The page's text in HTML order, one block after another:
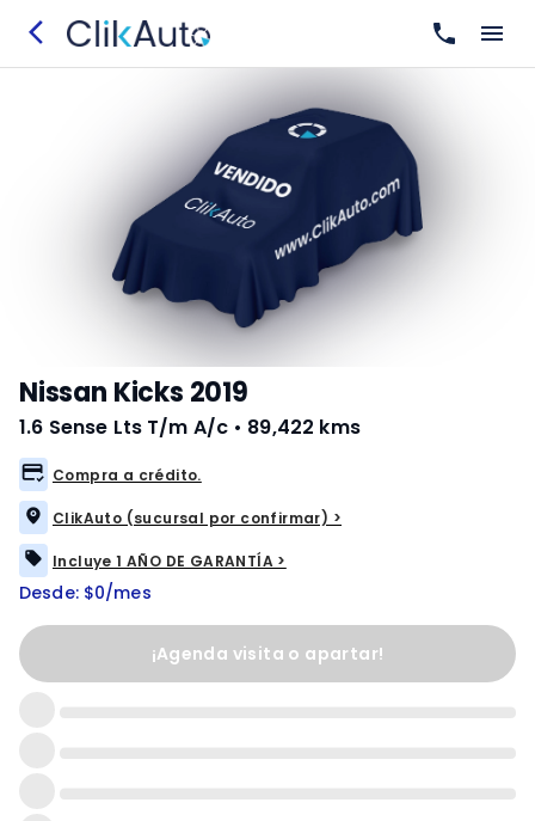
Nissan Kicks 2019
1.6 Sense Lts T/m A/c • 89,422 kms
Compra a crédito.
ClikAuto (sucursal por confirmar) >
Incluye 1 AÑO DE GARANTÍA >
Desde: $0/mes
¡Agenda visita o apartar!